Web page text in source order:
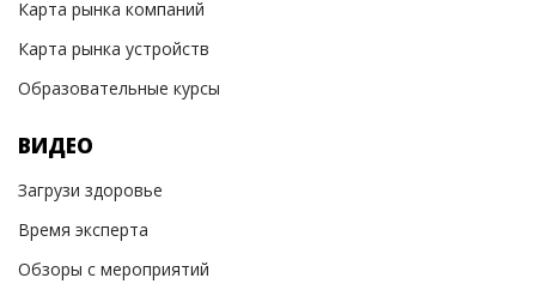
Карта рынка компаний
Карта рынка устройств
Образовательные курсы
ВИДЕО
Загрузи здоровье
Время эксперта
Обзоры с мероприятий